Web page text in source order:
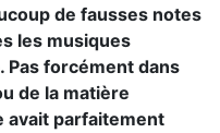
de fausses notes
les musiques
Pas forcément dans
de la matière
avait parfaitement